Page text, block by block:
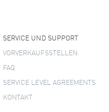
SERVICE UND SUPPORT
VORVERKAUFSSTELLEN
FAQ
SERVICE LEVEL AGREEMENTS
KONTAKT